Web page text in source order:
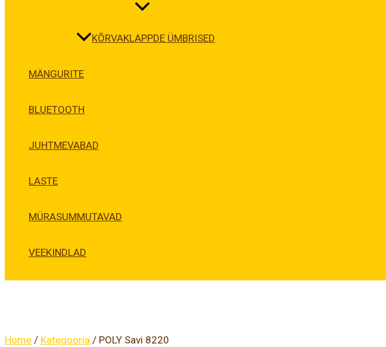
KÕRVAKLAPPDE ÜMBRISED
MÄNGURITE
BLUETOOTH
JUHTMEVABAD
LASTE
MÜRASUMMUTAVAD
VEEKINDLAD
Home / Kategooria / POLY Savi 8220